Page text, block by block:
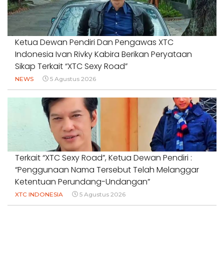
Ketua Dewan Pendiri Dan Pengawas XTC
Indonesia Ivan Rivky Kabira Berikan Peryataan
Sikap Terkait “XTC Sexy Road”
NEWS 5 Agustus 2026
Terkait “XTC Sexy Road”, Ketua Dewan Pendiri :
“Penggunaan Nama Tersebut Telah Melanggar
Ketentuan Perundang-Undangan”
XTC INDONESIA 5 Agustus 2026